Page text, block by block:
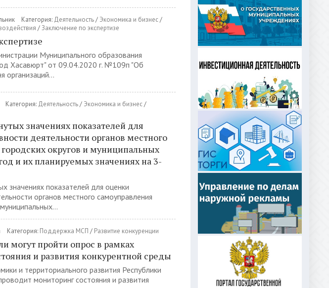
Категория: Деятельность/ Экономика и бизнес/
/Заключение по экспертизе
Муниципального образования
Хасавюрт" от 09.04.2020 г. №109п "Об
организаций...
Категория: Деятельность/ Экономика и бизнес/
значениях показателей для
деятельности органов местного
округов и муниципальных
и их планируемых значениях на 3-
значениях показателей для оценки
органов местного самоуправления
Категория: Поддержка МСП / Развитие конкуренции
могут пройти опрос в рамках
и развития конкурентной среды
и территориального развития Республики
мониторинг состояния и развития